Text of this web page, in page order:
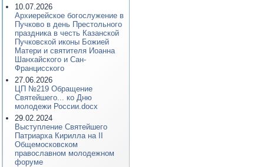
10.07.2026
Архиерейское богослужение в
Пучково в день Престольного
праздника в честь Казанской
Пучковской иконы Божией
Матери и святителя Иоанна
Шанхайского и Сан-
Францисского
27.06.2026
ЦП №219 Обращение
Святейшего... ко Дню
молодежи России.docx
29.02.2024
Выступление Святейшего
Патриарха Кирилла на II
Общемосковском
православном молодежном
форуме